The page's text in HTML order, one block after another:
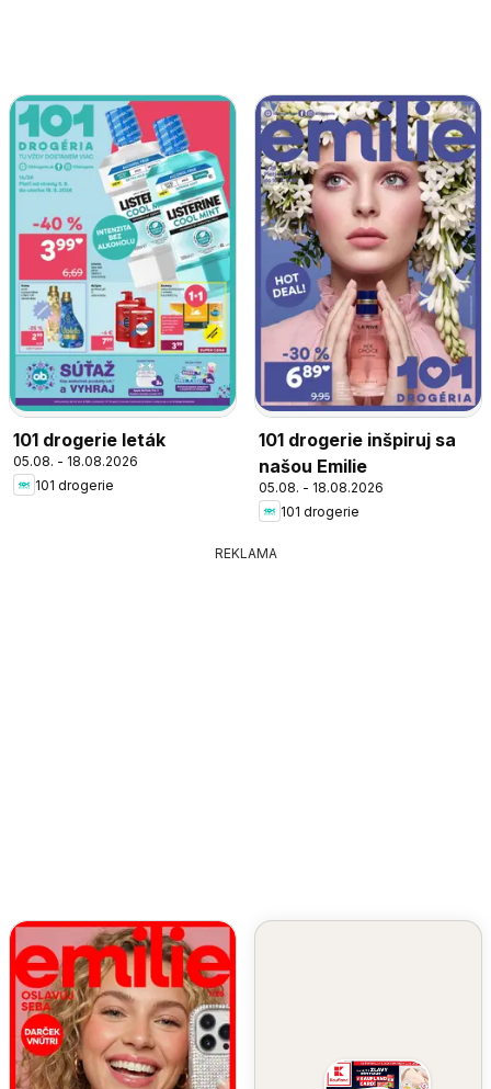
101 drogerie leták
05.08. - 18.08.2026
101 drogerie
101 drogerie inšpiruj sa
našou Emilie
05.08. - 18.08.2026
101 drogerie
REKLAMA